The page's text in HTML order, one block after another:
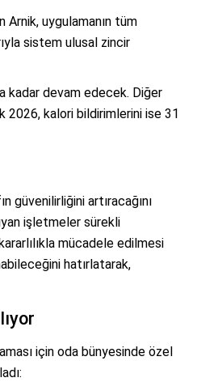
uygulamanın tüm
sistem ulusal zincir
kadar devam edecek. Diğer
kalori bildirimlerini ise 31
güvenilirliğini artıracağını
işletmeler sürekli
mücadele edilmesi
hatırlatarak,
için oda bünyesinde özel